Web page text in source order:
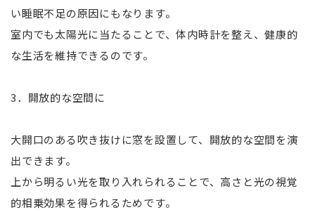
い睡眠不足の原因にもなります。
室内でも太陽光に当たることで、体内時計を整え、健康的
な生活を維持できるのです。
3．開放的な空間に
大開口のある吹き抜けに窓を設置して、開放的な空間を演
出できます。
上から明るい光を取り入れられることで、高さと光の視覚
的相乗効果を得られるためです。